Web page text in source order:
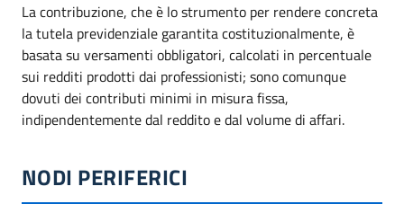
La contribuzione, che è lo strumento per rendere concreta
la tutela previdenziale garantita costituzionalmente, è
basata su versamenti obbligatori, calcolati in percentuale
sui redditi prodotti dai professionisti; sono comunque
dovuti dei contributi minimi in misura fissa,
indipendentemente dal reddito e dal volume di affari.
NODI PERIFERICI